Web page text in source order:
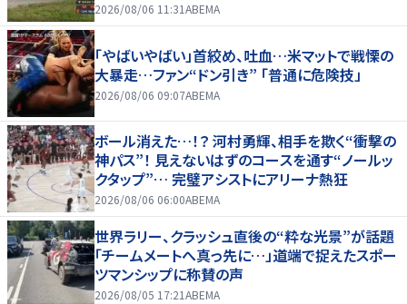
2026/08/06 11:31ABEMA
「やばいやばい」首絞め、吐血…米マットで戦慄の
大暴走…ファン“ドン引き” 「普通に危険技」
2026/08/06 09:07ABEMA
ボール消えた…！？ 河村勇輝、相手を欺く“衝撃の
神パス”！ 見えないはずのコースを通す“ノールッ
クタップ”… 完璧アシストにアリーナ熱狂
2026/08/06 06:00ABEMA
世界ラリー、クラッシュ直後の“粋な光景”が話題
「チームメートへ真っ先に…」道端で捉えたスポー
ツマンシップに称賛の声
2026/08/05 17:21ABEMA